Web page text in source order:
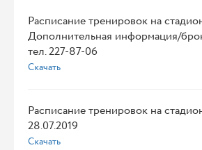
Расписание тренировок на
Дополнительная информация/
тел. 227-87-06
Скачать
Расписание тренировок на
28.07.2019
Скачать